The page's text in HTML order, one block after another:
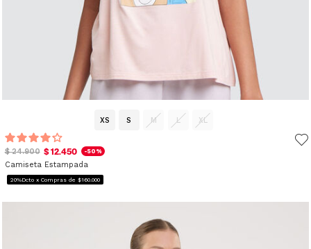
XS S M L XL
$ 24.900 $ 12.450 -50%
Camiseta Estampada
20%Dcto x Compras de $160.000